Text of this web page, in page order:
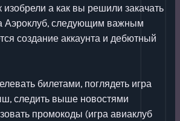
изобрели а как вы решили закачать
Аэроклуб, следующим важным
создание аккаунта и дебютный
билетами, поглядеть игра
следить выше новостями
промокоды (игра авиаклуб